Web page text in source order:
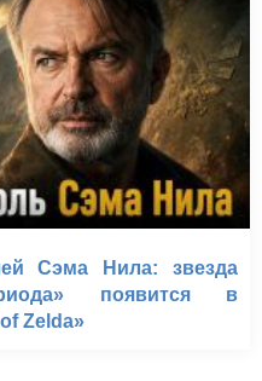
Сэма Нила: звезда
появится в
Zelda»